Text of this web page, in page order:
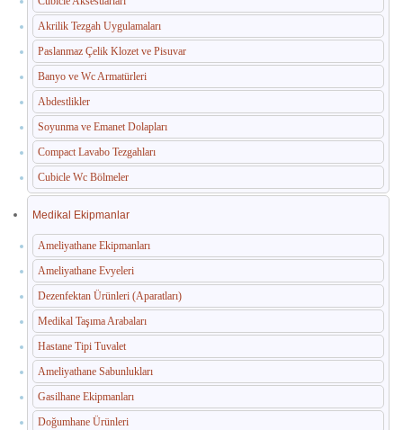
Akrilik Tezgah Uygulamaları
Paslanmaz Çelik Klozet ve Pisuvar
Banyo ve Wc Armatürleri
Abdestlikler
Soyunma ve Emanet Dolapları
Compact Lavabo Tezgahları
Cubicle Wc Bölmeler
Medikal Ekipmanlar
Ameliyathane Ekipmanları
Ameliyathane Evyeleri
Dezenfektan Ürünleri (Aparatları)
Medikal Taşıma Arabaları
Hastane Tipi Tuvalet
Ameliyathane Sabunlukları
Gasilhane Ekipmanları
Doğumhane Ürünleri